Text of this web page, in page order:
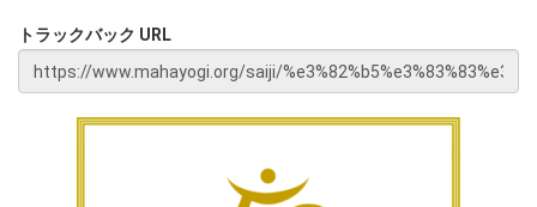
トラックバック URL